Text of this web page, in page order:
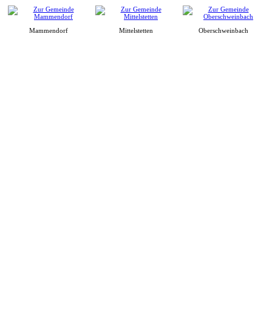
Mammendorf Mittelstetten Oberschweinbach